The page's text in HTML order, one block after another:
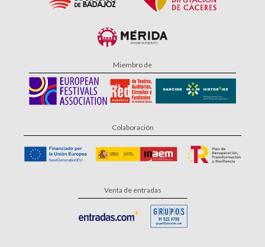
Miembro de
Colaboración
Venta de entradas